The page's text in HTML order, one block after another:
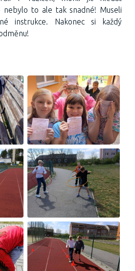
nebylo to ale tak snadné! Museli
instrukce. Nakonec si každý